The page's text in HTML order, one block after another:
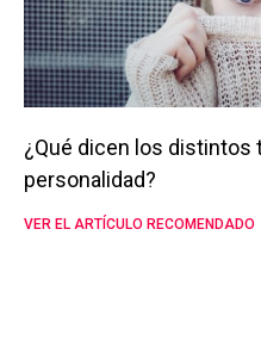
¿Qué dicen los distintos
personalidad?
VER EL ARTÍCULO RECOMENDADO